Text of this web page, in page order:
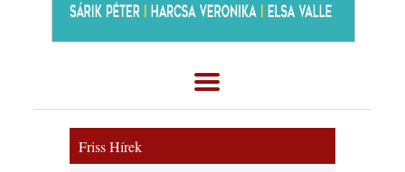
Friss Hírek